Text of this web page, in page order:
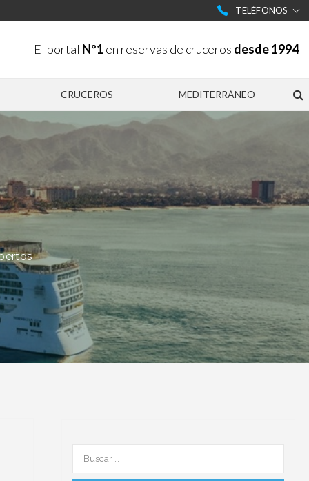
TELÉFONOS
El portal Nº1 en reservas de cruceros desde 1994
CRUCEROS MEDITERRÁNEO